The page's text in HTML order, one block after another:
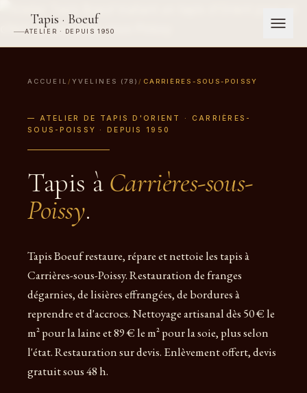
Tapis · Boeuf
ATELIER · DEPUIS 1950
ACCUEIL / YVELINES (78) / CARRIÈRES-SOUS-POISSY
— ATELIER DE TAPIS D'ORIENT · CARRIÈRES-
SOUS-POISSY · DEPUIS 1950
Tapis à Carrières-sous-
Poissy.
Tapis Boeuf restaure, répare et nettoie les tapis à
Carrières-sous-Poissy. Restauration de franges
dégarnies, de lisières effrangées, de bordures à
reprendre et d'accrocs. Nettoyage artisanal dès 50 € le
m² pour la laine et 89 € le m² pour la soie, plus selon
l'état. Restauration sur devis. Enlèvement offert, devis
gratuit sous 48 h.